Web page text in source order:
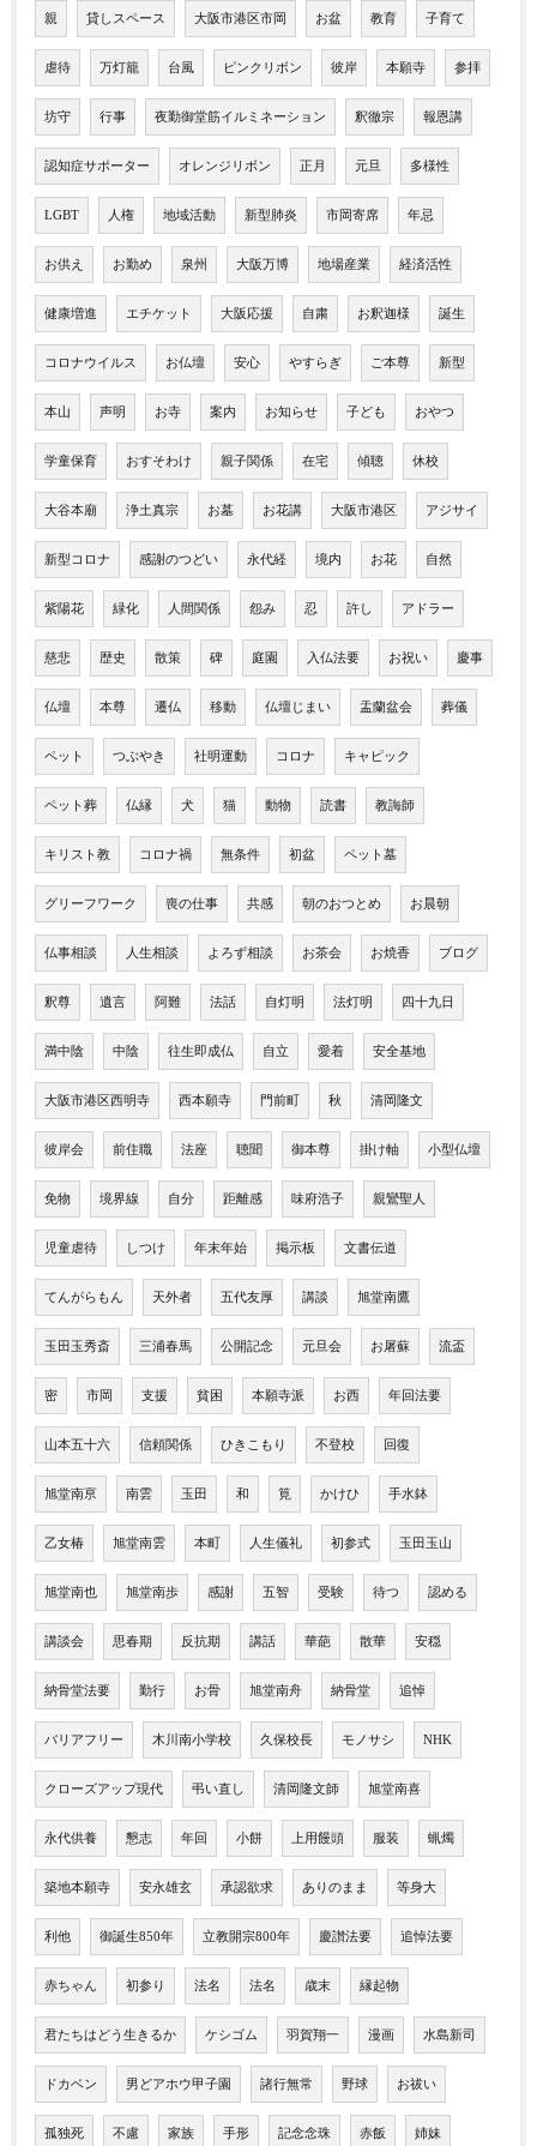
親 貸しスペース 大阪市港区市岡 お盆 教育 子育て
虐待 万灯籠 台風 ピンクリボン 彼岸 本願寺 参拝
坊守 行事 夜勤御堂筋イルミネーション 釈徹宗 報恩講
認知症サポーター オレンジリボン 正月 元旦 多様性
LGBT 人権 地域活動 新型肺炎 市岡寄席 年忌
お供え お勤め 泉州 大阪万博 地場産業 経済活性
健康増進 エチケット 大阪応援 自粛 お釈迦様 誕生
コロナウイルス お仏壇 安心 やすらぎ ご本尊 新型
本山 声明 お寺 案内 お知らせ 子ども おやつ
学童保育 おすそわけ 親子関係 在宅 傾聴 休校
大谷本廟 浄土真宗 お墓 お花講 大阪市港区 アジサイ
新型コロナ 感謝のつどい 永代経 境内 お花 自然
紫陽花 緑化 人間関係 怨み 忍 許し アドラー
慈悲 歴史 散策 碑 庭園 入仏法要 お祝い 慶事
仏壇 本尊 遷仏 移動 仏壇じまい 盂蘭盆会 葬儀
ペット つぶやき 社明運動 コロナ キャピック
ペット葬 仏縁 犬 猫 動物 読書 教誨師
キリスト教 コロナ禍 無条件 初盆 ペット墓
グリーフワーク 喪の仕事 共感 朝のおつとめ お晨朝
仏事相談 人生相談 よろず相談 お茶会 お焼香 ブログ
釈尊 遺言 阿難 法話 自灯明 法灯明 四十九日
満中陰 中陰 往生即成仏 自立 愛着 安全基地
大阪市港区西明寺 西本願寺 門前町 秋 清岡隆文
彼岸会 前住職 法座 聴聞 御本尊 掛け軸 小型仏壇
免物 境界線 自分 距離感 味府浩子 親鸞聖人
児童虐待 しつけ 年末年始 掲示板 文書伝道
てんがらもん 天外者 五代友厚 講談 旭堂南鷹
玉田玉秀斎 三浦春馬 公開記念 元旦会 お屠蘇 流盃
密 市岡 支援 貧困 本願寺派 お西 年回法要
山本五十六 信頼関係 ひきこもり 不登校 回復
旭堂南亰 南雲 玉田 和 筧 かけひ 手水鉢
乙女椿 旭堂南雲 本町 人生儀礼 初参式 玉田玉山
旭堂南也 旭堂南歩 感謝 五智 受験 待つ 認める
講談会 思春期 反抗期 講話 華葩 散華 安穏
納骨堂法要 勤行 お骨 旭堂南舟 納骨堂 追悼
バリアフリー 木川南小学校 久保校長 モノサシ NHK
クローズアップ現代 弔い直し 清岡隆文師 旭堂南喜
永代供養 懇志 年回 小餅 上用饅頭 服装 蝋燭
築地本願寺 安永雄玄 承認欲求 ありのまま 等身大
利他 御誕生850年 立教開宗800年 慶讃法要 追悼法要
赤ちゃん 初参り 法名 法名 歳末 縁起物
君たちはどう生きるか ケシゴム 羽賀翔一 漫画 水島新司
ドカベン 男どアホウ甲子園 諸行無常 野球 お祓い
孤独死 不慮 家族 手形 記念念珠 赤飯 姉妹